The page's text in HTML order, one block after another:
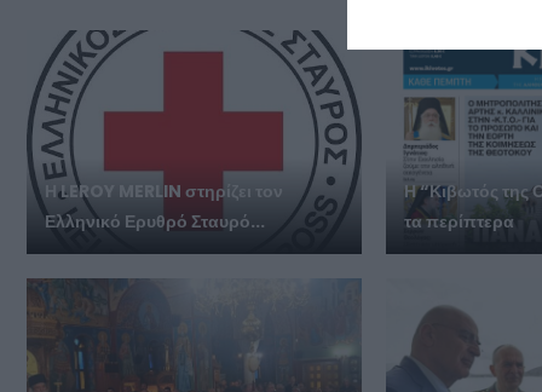
Η LEROY MERLIN στηρίζει τον
Ελληνικό Ερυθρό Σταυρό...
Η “Κιβωτός της
τα περίπτερα